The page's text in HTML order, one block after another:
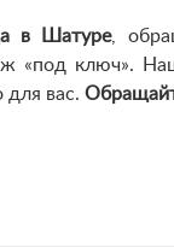
в Шатуре,
«под ключ».
вас.